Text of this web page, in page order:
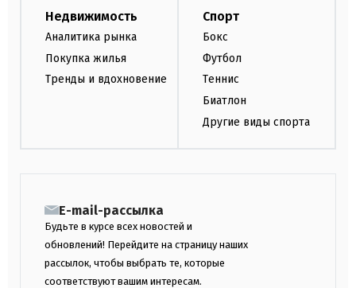
Недвижимость
Аналитика рынка
Покупка жилья
Тренды и вдохновение
Спорт
Бокс
Футбол
Теннис
Биатлон
Другие виды спорта
E-mail-рассылка
Будьте в курсе всех новостей и
обновлений! Перейдите на страницу наших
рассылок, чтобы выбрать те, которые
соответствуют вашим интересам.